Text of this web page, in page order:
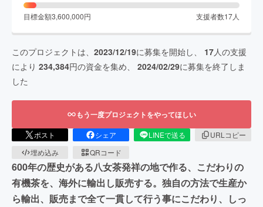
目標金額3,600,000円 支援者数17人
このプロジェクトは、 2023/12/19に募集を開始し、 17人の支援
により 234,384円の資金を集め、 2024/02/29に募集を終了しま
した
もう一度プロジェクトをやってほしい
ポスト シェア LINEで送る
URLコピー
埋め込み
QRコード
600年の歴史がある八女茶発祥の地で作る、こだわりの
有機茶を、海外に輸出し販売する。独自の方法で生産か
ら輸出、販売まで全て一貫して行う事にこだわり、しっ